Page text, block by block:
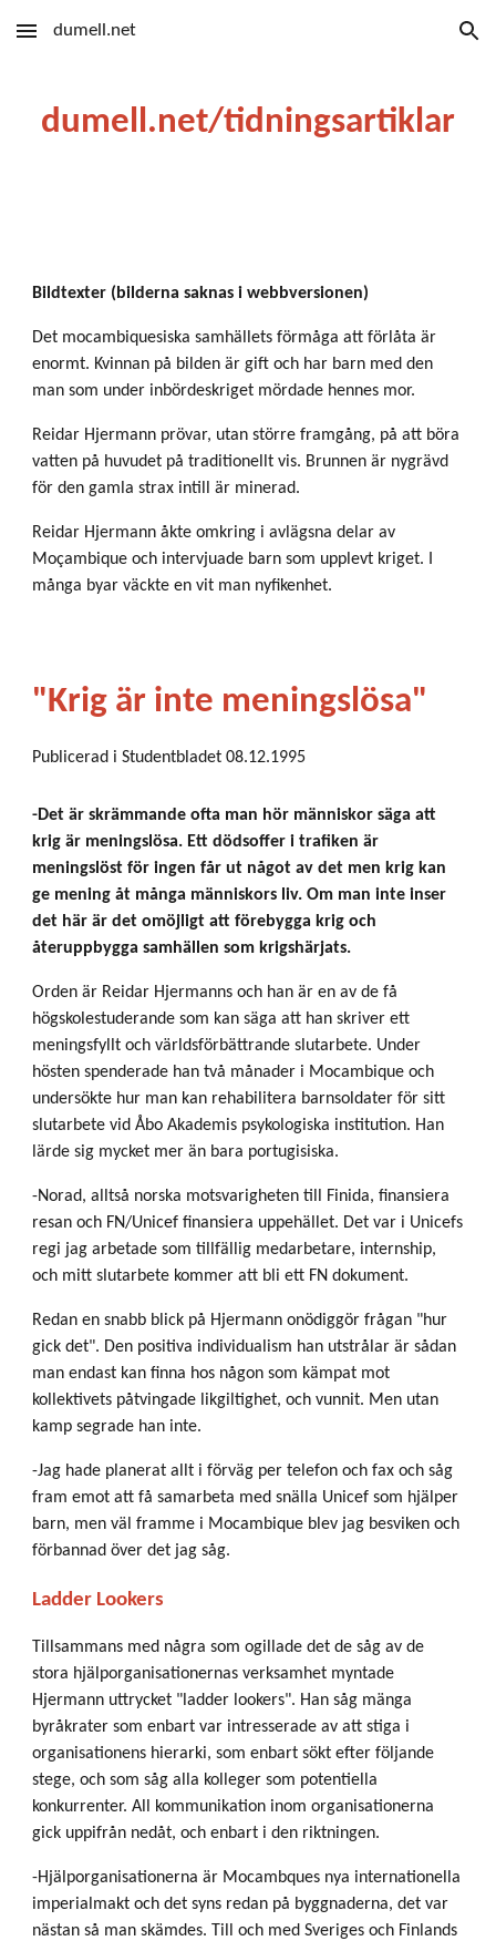
Skip to main content Skip to navigation
dumell.net
dumell.net/tidningsartiklar
Bildtexter (bilderna saknas i webbversionen)
Det mocambiquesiska samhällets förmåga att förlåta är
enormt. Kvinnan på bilden är gift och har barn med den
man som under inbördeskriget mördade hennes mor.
Reidar Hjermann prövar, utan större framgång, på att böra
vatten på huvudet på traditionellt vis. Brunnen är nygrävd
för den gamla strax intill är minerad.
Reidar Hjermann åkte omkring i avlägsna delar av
Moçambique och intervjuade barn som upplevt kriget. I
många byar väckte en vit man nyfikenhet.
"Krig är inte meningslösa"
Publicerad i Studentbladet 08.12.1995
-Det är skrämmande ofta man hör människor säga att
krig är meningslösa. Ett dödsoffer i trafiken är
meningslöst för ingen får ut något av det men krig kan
ge mening åt många människors liv. Om man inte inser
det här är det omöjligt att förebygga krig och
återuppbygga samhällen som krigshärjats.
Orden är Reidar Hjermanns och han är en av de få
högskolestuderande som kan säga att han skriver ett
meningsfyllt och världsförbättrande slutarbete. Under
hösten spenderade han två månader i Mocambique och
undersökte hur man kan rehabilitera barnsoldater för sitt
slutarbete vid Åbo Akademis psykologiska institution. Han
lärde sig mycket mer än bara portugisiska.
-Norad, alltså norska motsvarigheten till Finida, finansiera
resan och FN/Unicef finansiera uppehället. Det var i Unicefs
regi jag arbetade som tillfällig medarbetare, internship,
och mitt slutarbete kommer att bli ett FN dokument.
Redan en snabb blick på Hjermann onödiggör frågan "hur
gick det". Den positiva individualism han utstrålar är sådan
man endast kan finna hos någon som kämpat mot
kollektivets påtvingade likgiltighet, och vunnit. Men utan
kamp segrade han inte.
-Jag hade planerat allt i förväg per telefon och fax och såg
fram emot att få samarbeta med snälla Unicef som hjälper
barn, men väl framme i Mocambique blev jag besviken och
förbannad över det jag såg.
Ladder Lookers
Tillsammans med några som ogillade det de såg av de
stora hjälporganisationernas verksamhet myntade
Hjermann uttrycket "ladder lookers". Han såg mänga
byråkrater som enbart var intresserade av att stiga i
organisationens hierarki, som enbart sökt efter följande
stege, och som såg alla kolleger som potentiella
konkurrenter. All kommunikation inom organisationerna
gick uppifrån nedåt, och enbart i den riktningen.
-Hjälporganisationerna är Mocambques nya internationella
imperialmakt och det syns redan på byggnaderna, det var
nästan så man skämdes. Till och med Sveriges och Finlands